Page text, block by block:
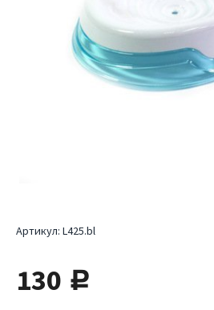
Артикул: L425.bl
130 руб.